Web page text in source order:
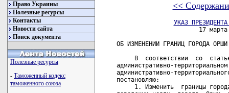
Право Украины
Полезные ресурсы
Контакты
Новости сайта
Поиск документа
Полезные ресурсы
- Таможенный кодекс
таможенного союза
<<
УКАЗ